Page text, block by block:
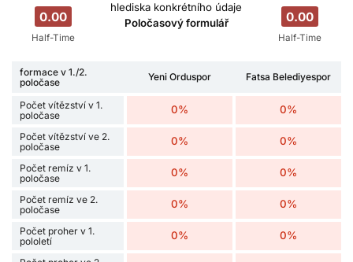
0.00
Half-Time
hlediska konkrétního údaje
Poločasový formulář
0.00
Half-Time
formace v 1./2.
poločase
Yeni Orduspor Fatsa Belediyespor
Počet vítězství v 1.
poločase
0% 0%
Počet vítězství ve 2.
poločase
0% 0%
Počet remíz v 1.
poločase
0% 0%
Počet remíz ve 2.
poločase
0% 0%
Počet proher v 1.
pololetí
0% 0%